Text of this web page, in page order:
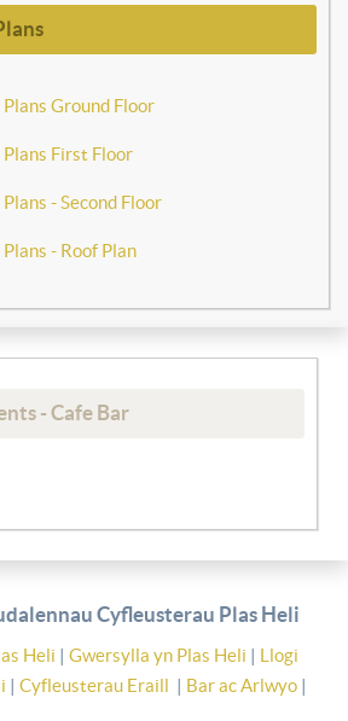
Ground Floor
First Floor
- Second Floor
- Roof Plan
- Cafe Bar
Cyfleusterau Plas Heli
Heli | Gwersylla yn Plas Heli | Llogi
| Cyfleusterau Eraill | Bar ac Arlwyo|